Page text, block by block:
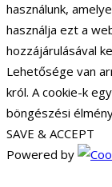
használunk,
használja ezt a
hozzájárulásával
Lehetősége van
król. A cookie-k
böngészési
SAVE & ACCEPT
Powered by